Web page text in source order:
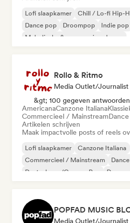
Lofi slaapkamer Chill / Lo-fi Hip-
Dance pop
Droompop Indie pop
Melodische & progressieve house
Rollo & Ritmo
Media Outlet/Journalist
&gt; 100 gegeven antwoorden
AmericanaCanzone Italiana
Commercieel / Mainstream
Artikelen schrijven
Maak impactvolle posts of reels
Lofi slaapkamer Canzone Italiana
Commercieel / Mainstream
Deutschpop/German Pop
POPFAD MUSIC
Media Outlet/Journalist